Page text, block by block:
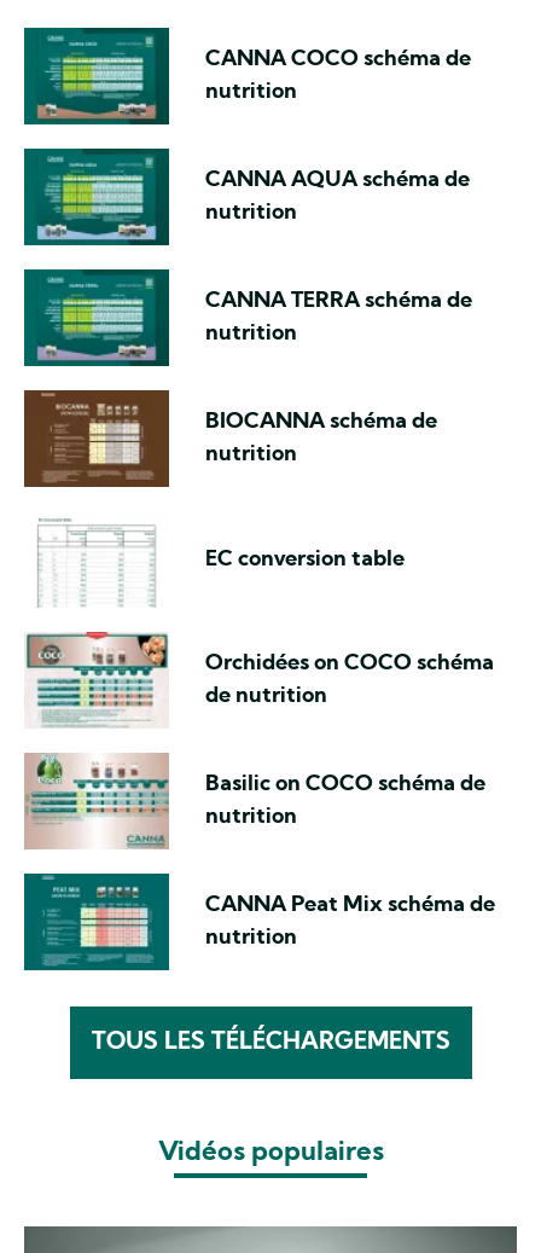
CANNA COCO schéma de
nutrition
CANNA AQUA schéma de
nutrition
CANNA TERRA schéma de
nutrition
BIOCANNA schéma de
nutrition
EC conversion table
Orchidées on COCO schéma
de nutrition
Basilic on COCO schéma de
nutrition
CANNA Peat Mix schéma de
nutrition
TOUS LES TÉLÉCHARGEMENTS
Vidéos populaires